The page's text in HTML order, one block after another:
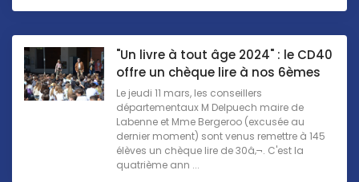
"Un livre à tout âge 2024" : le CD40
offre un chèque lire à nos 6èmes
Le jeudi 11 mars, les conseillers
départementaux M Delpuech maire de
Labenne et Mme Bergeroo (excusée au
dernier moment) sont venus remettre à 145
élèves un chèque lire de 30â‚¬. C'est la
quatrième ann ...